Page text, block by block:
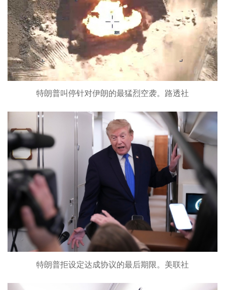
特朗普叫停针对伊朗的最猛烈空袭。路透社
特朗普拒设定达成协议的最后期限。美联社